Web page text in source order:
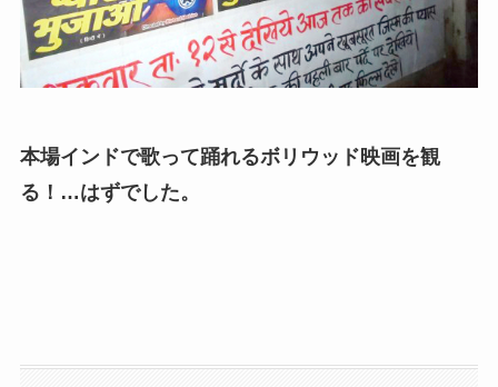
本場インドで歌って踊れるボリウッド映画を観
る！…はずでした。